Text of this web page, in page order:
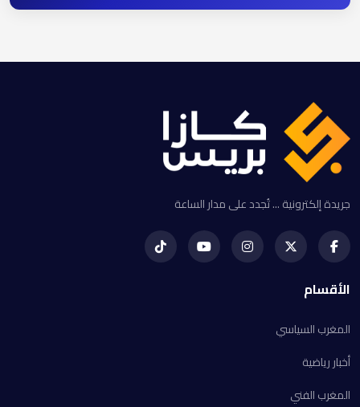
جريدة إلكترونية ... تُجدد على مدار الساعة
الأقسام
المغرب السياسي
أخبار رياضية
المغرب الفني